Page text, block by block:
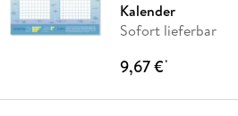
Kalender
Sofort lieferbar
9,67 €*